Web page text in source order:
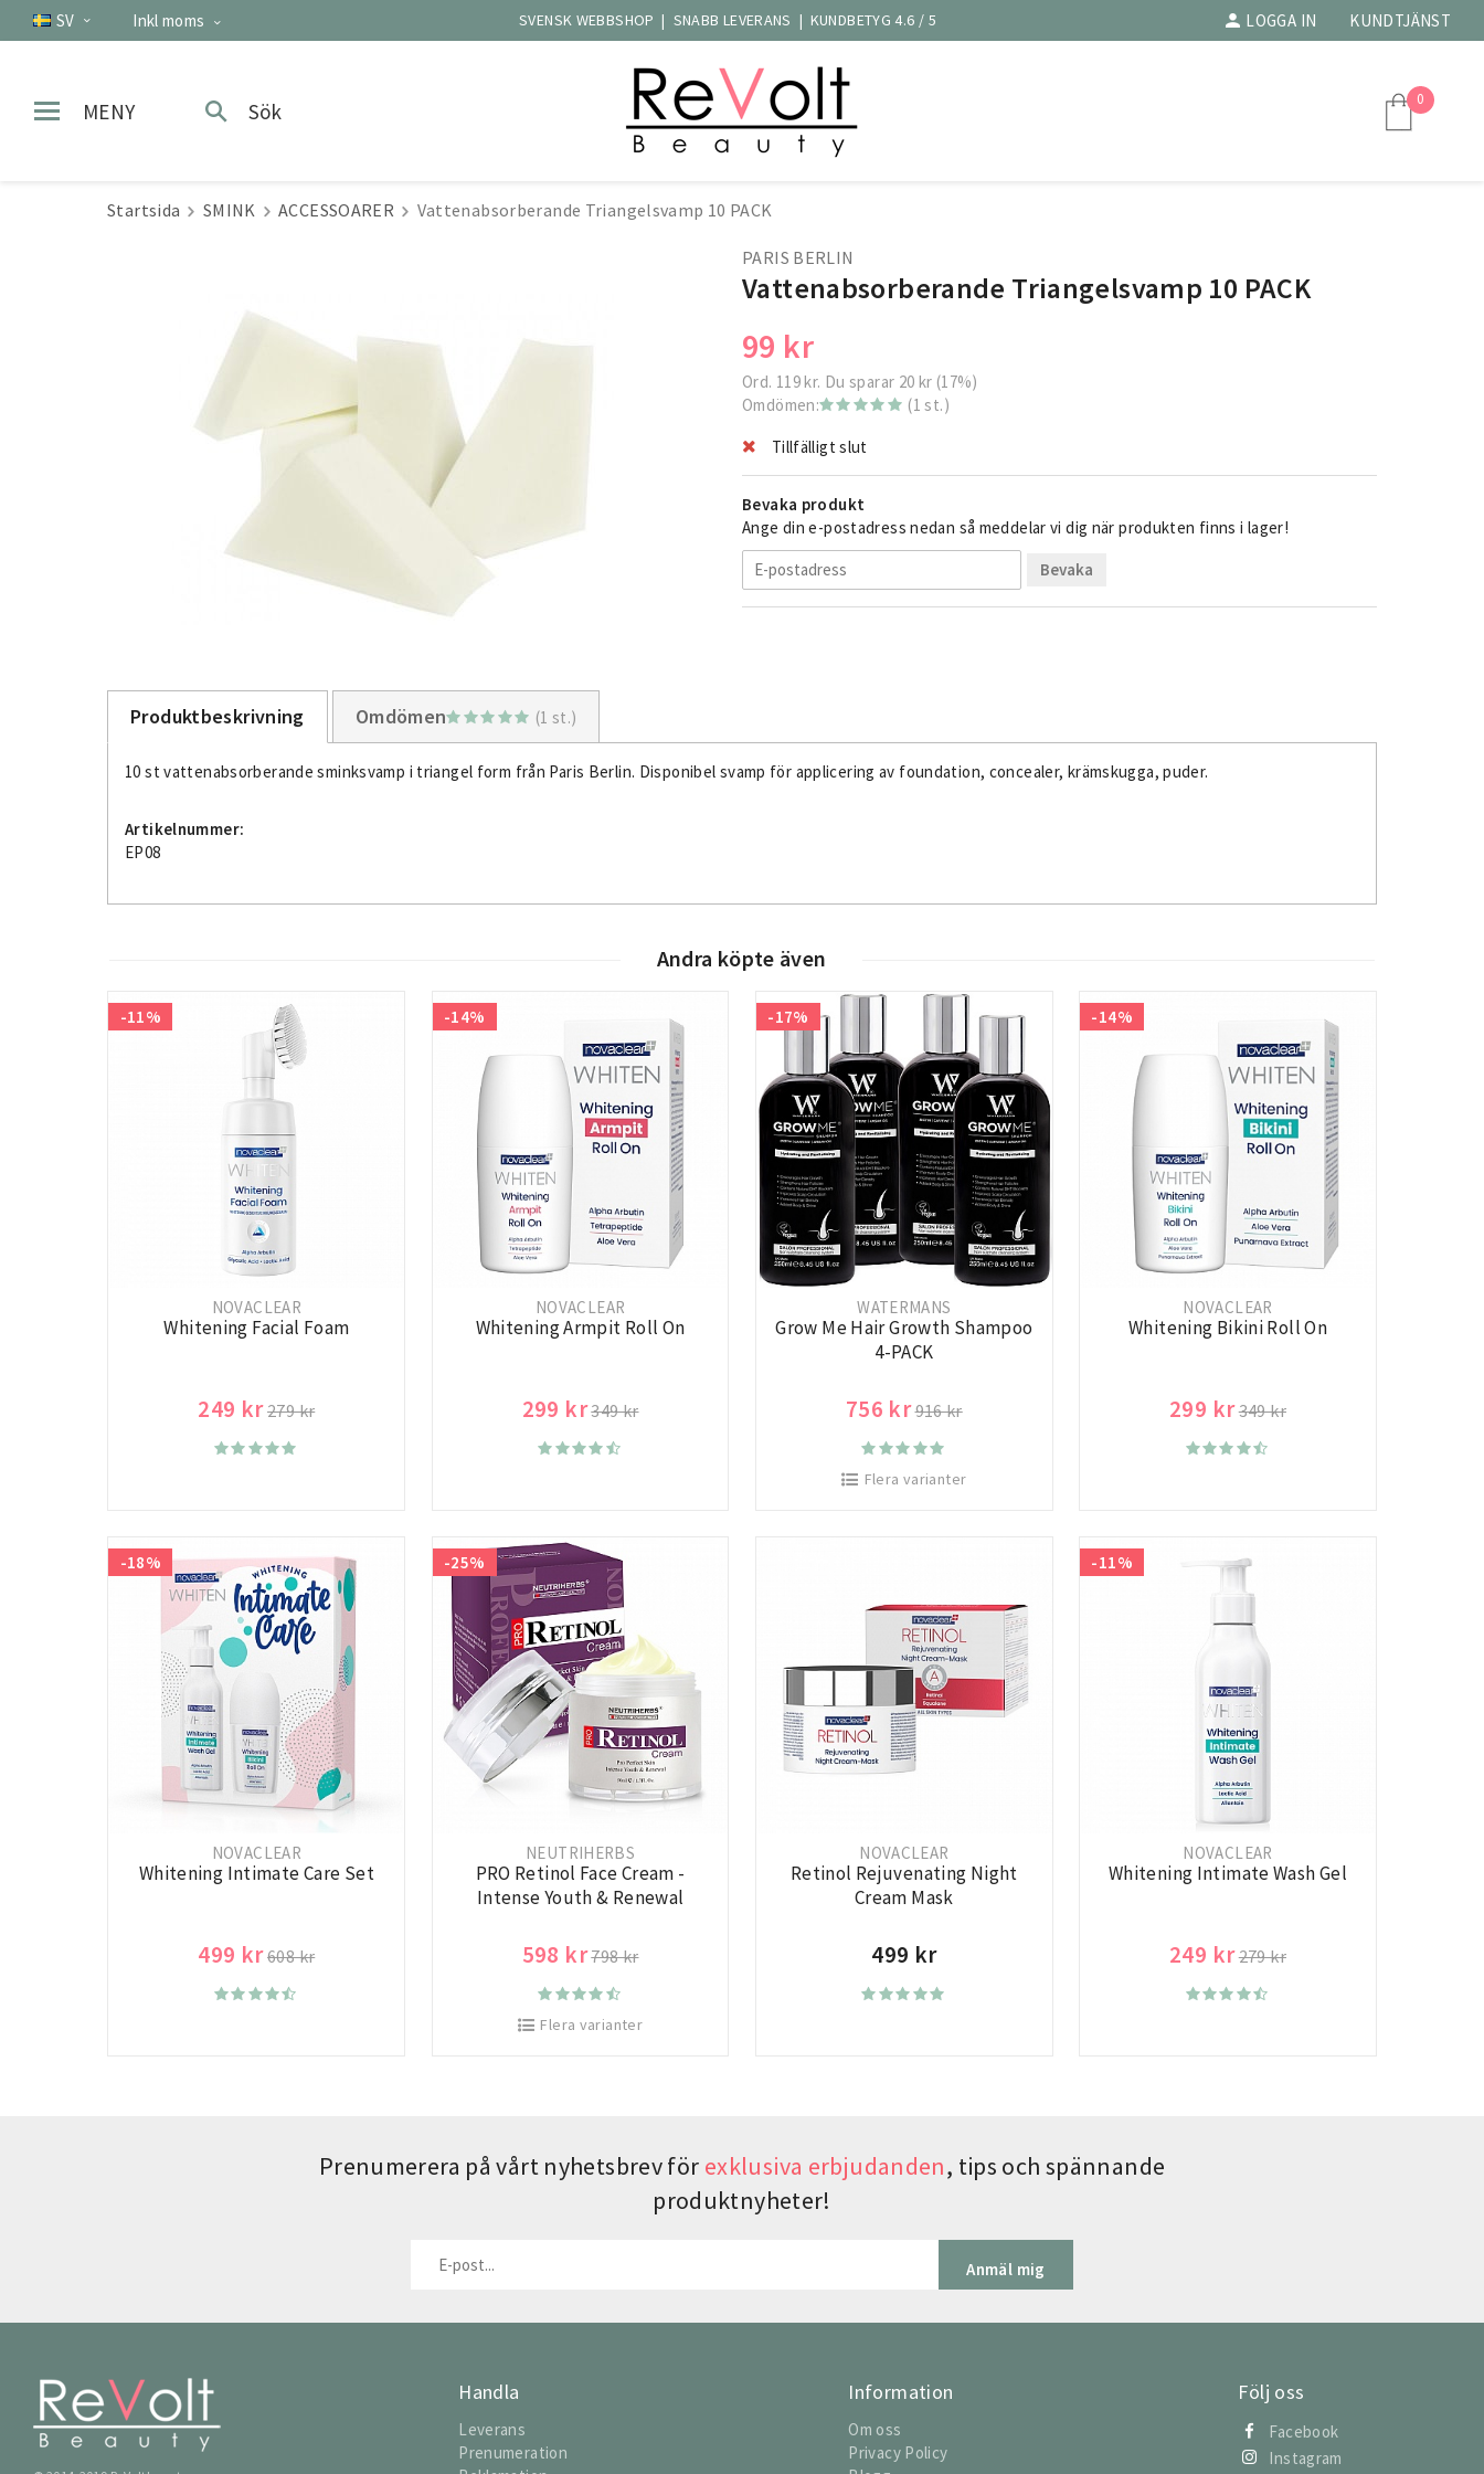
SV Inkl moms LOGGA IN KUNDTJÄNST
SVENSK WEBBSHOP | SNABB LEVERANS | KUNDBETYG 4.6 / 5
MENY Sök 0
Startsida SMINK ACCESSOARER Vattenabsorberande Triangelsvamp 10 PACK
PARIS BERLIN
Vattenabsorberande Triangelsvamp 10 PACK
99 kr
Ord. 119 kr. Du sparar 20 kr (17%)
Omdömen:
(1 st.)
Tillfälligt slut
Bevaka produkt
Ange din e-postadress nedan så meddelar vi dig när produkten finns i lager!
Bevaka
Produktbeskrivning Omdömen (1 st.)
10 st vattenabsorberande sminksvamp i triangel form från Paris Berlin. Disponibel svamp för applicering av foundation, concealer, krämskugga, puder.
Artikelnummer:
EP08
Andra köpte även
-11%
NOVACLEAR
Whitening Facial Foam
249 kr279 kr
-14%
NOVACLEAR
Whitening Armpit Roll On
299 kr349 kr
-17%
WATERMANS
Grow Me Hair Growth Shampoo
4-PACK
756 kr916 kr
Flera varianter
-14%
NOVACLEAR
Whitening Bikini Roll On
299 kr349 kr
-18%
NOVACLEAR
Whitening Intimate Care Set
499 kr608 kr
-25%
NEUTRIHERBS
PRO Retinol Face Cream -
Intense Youth & Renewal
598 kr798 kr
Flera varianter
NOVACLEAR
Retinol Rejuvenating Night
Cream Mask
499 kr
-11%
NOVACLEAR
Whitening Intimate Wash Gel
249 kr279 kr
Prenumerera på vårt nyhetsbrev för exklusiva erbjudanden, tips och spännande
produktnyheter!
Anmäl mig
Handla
Leverans
Prenumeration
Information
Om oss
Privacy Policy
Följ oss
Facebook
Instagram